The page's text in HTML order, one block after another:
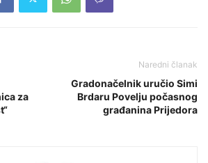
za
Naredni članak
Gradonačelnik uručio Simi
Brdaru Povelju počasnog
građanina Prijedora